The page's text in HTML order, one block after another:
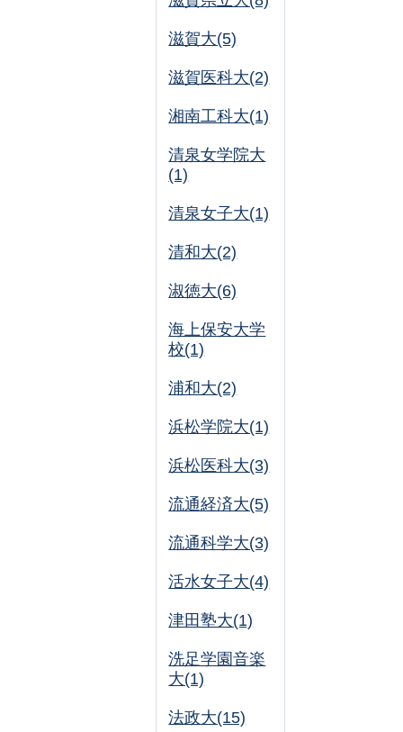
滋賀大(5)
滋賀医科大(2)
湘南工科大(1)
清泉女学院大
(1)
清泉女子大(1)
清和大(2)
淑徳大(6)
海上保安大学
校(1)
浦和大(2)
浜松学院大(1)
浜松医科大(3)
流通経済大(5)
流通科学大(3)
活水女子大(4)
津田塾大(1)
洗足学園音楽
大(1)
法政大(15)